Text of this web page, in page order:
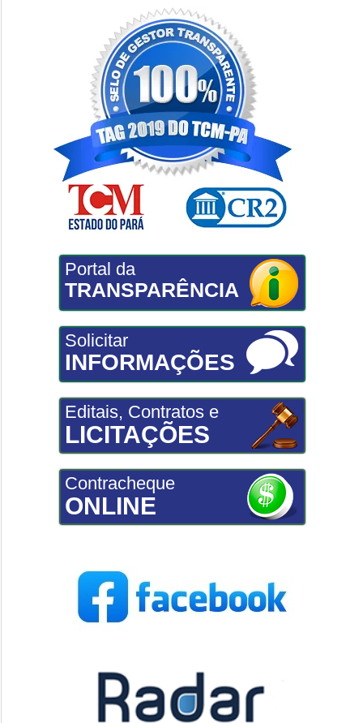
Portal da
TRANSPARÊNCIA
Solicitar
INFORMAÇÕES
Editais, Contratos e
LICITAÇÕES
Contracheque
ONLINE